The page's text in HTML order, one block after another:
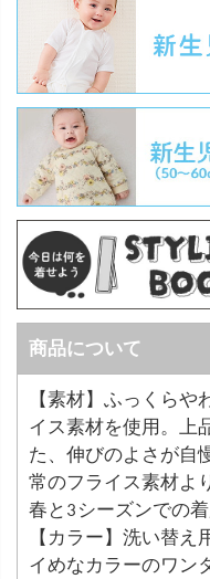
商品について
【素材】ふっくら
イス素材を使用。上
た、伸びのよさが自
常のフライス素材よ
春と3シーズンでの
【カラー】洗い替
イめなカラーのワン